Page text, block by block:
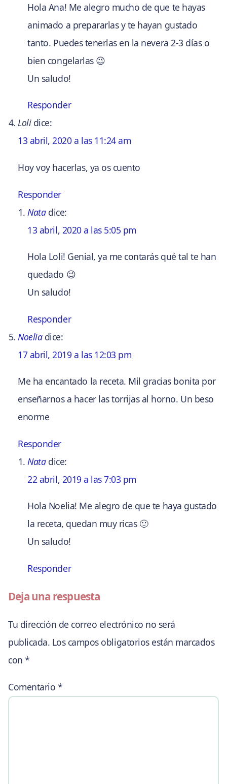
Hola Ana! Me alegro mucho de que te hayas
animado a prepararlas y te hayan gustado
tanto. Puedes tenerlas en la nevera 2-3 días o
bien congelarlas 😉
Un saludo!
Responder
Loli dice:
13 abril, 2020 a las 11:24 am
Hoy voy hacerlas, ya os cuento
Responder
Nata dice:
13 abril, 2020 a las 5:05 pm
Hola Loli! Genial, ya me contarás qué tal te han
quedado 😉
Un saludo!
Responder
Noelia dice:
17 abril, 2019 a las 12:03 pm
Me ha encantado la receta. Mil gracias bonita por
enseñarnos a hacer las torrijas al horno. Un beso
enorme
Responder
Nata dice:
22 abril, 2019 a las 7:03 pm
Hola Noelia! Me alegro de que te haya gustado
la receta, quedan muy ricas 🙂
Un saludo!
Responder
Deja una respuesta
Tu dirección de correo electrónico no será
publicada. Los campos obligatorios están marcados
con*
Comentario *